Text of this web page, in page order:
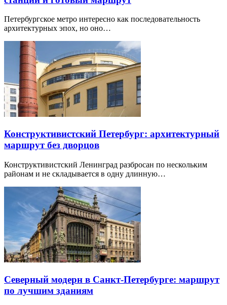
Петербургское метро интересно как последовательность
архитектурных эпох, но оно…
Конструктивистский Петербург: архитектурный
маршрут без дворцов
Конструктивистский Ленинград разбросан по нескольким
районам и не складывается в одну длинную…
Северный модерн в Санкт-Петербурге: маршрут
по лучшим зданиям